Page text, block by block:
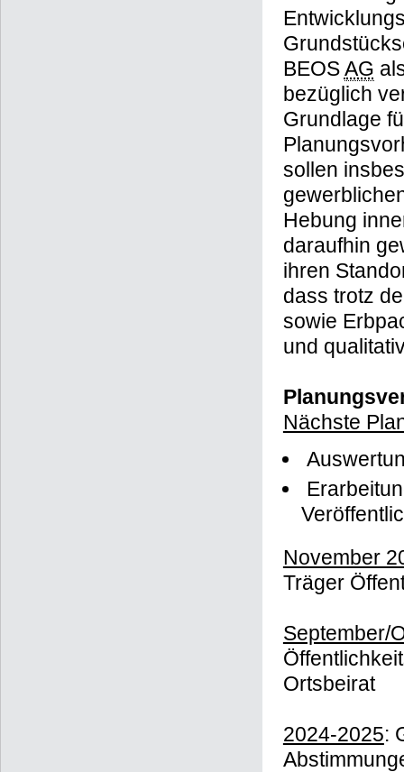
BEOSAG
bezüglich
Grundlage
sollen
Hebung
daraufhin
ihren
dass trotz
sowie
und
Nächste
November
Träger
September/
Ortsbeirat
2024-2025: